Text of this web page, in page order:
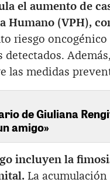
el aumento de
Humano (VPH),
riesgo
detectados.
las medidas
de Giuliana
amigo»
incluyen la
La acumulación